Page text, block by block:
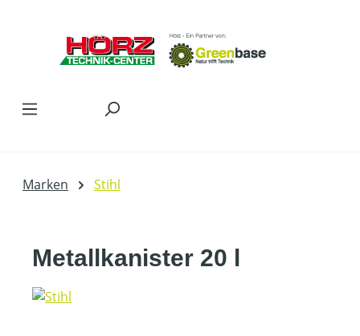
Marken Stihl
Metallkanister 20 l